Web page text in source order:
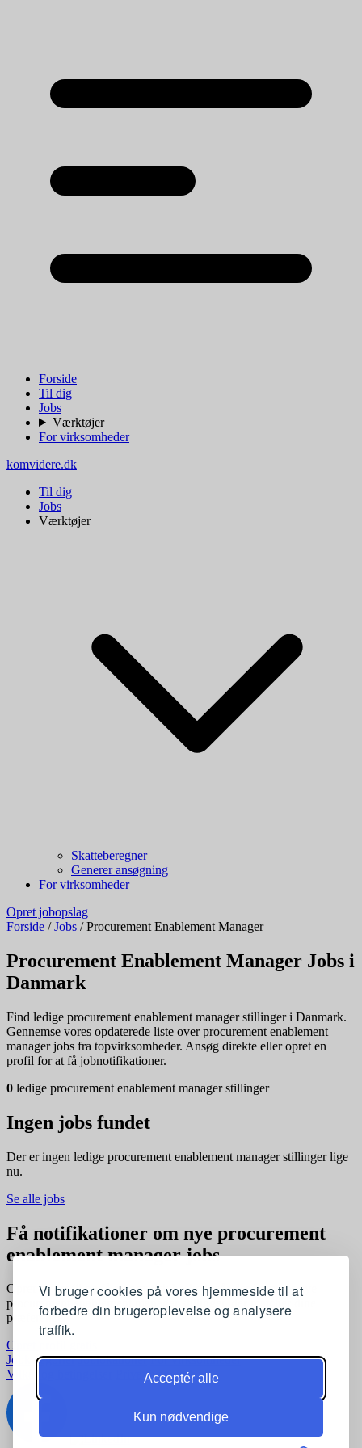
Vi bruger cookies på vores hjemmeside til at
forbedre din brugeroplevelse og analysere
traffik.
Acceptér alle
Kun nødvendige
Forside
Til dig
Jobs
Værktøjer
For virksomheder
komvidere.dk
Til dig
Jobs
Værktøjer
Skatteberegner
Generer ansøgning
For virksomheder
Opret jobopslag
Forside / Jobs / Procurement Enablement Manager
Procurement Enablement Manager Jobs i
Danmark
Find ledige procurement enablement manager stillinger i Danmark.
Gennemse vores opdaterede liste over procurement enablement
manager jobs fra topvirksomheder. Ansøg direkte eller opret en
profil for at få jobnotifikationer.
0 ledige procurement enablement manager stillinger
Ingen jobs fundet
Der er ingen ledige procurement enablement manager stillinger lige
nu.
Se alle jobs
Få notifikationer om nye procurement
enablement manager jobs
Opret en profil og få automatisk besked, når der kommer nye
procurement enablement manager stillinger, der matcher dine
præferencer
Opret profil gratis
Jobkategorier Joblokationer For virksomheder
Vilkår og betingelser
Privatlivspolitik